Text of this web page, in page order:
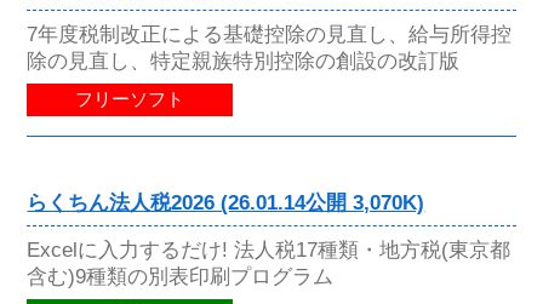
7年度税制改正による基礎控除の見直し、給与所得控
除の見直し、特定親族特別控除の創設の改訂版
フリーソフト
らくちん法人税2026 (26.01.14公開 3,070K)
Excelに入力するだけ! 法人税17種類・地方税(東京都
含む)9種類の別表印刷プログラム